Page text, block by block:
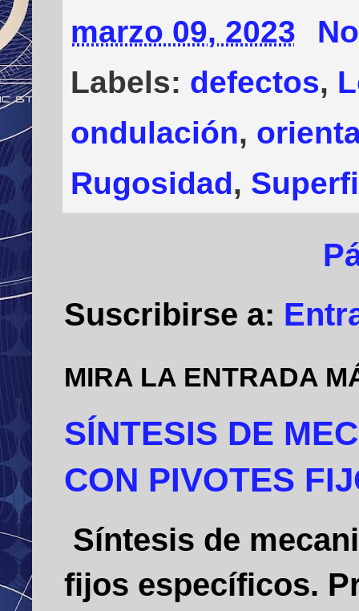
marzo 09, 2023
Labels: defectos,
ondulación,
Rugosidad,
Suscribirse a:
MIRA LA ENTRADA
SÍNTESIS DE
CON PIVOTES
Síntesis de
fijos específicos.